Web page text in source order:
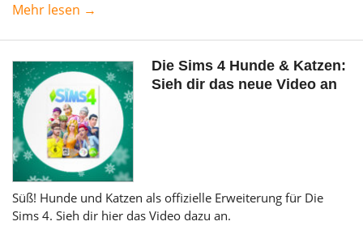
Mehr lesen →
Die Sims 4 Hunde & Katzen:
Sieh dir das neue Video an
Süß! Hunde und Katzen als offizielle Erweiterung für Die
Sims 4. Sieh dir hier das Video dazu an.